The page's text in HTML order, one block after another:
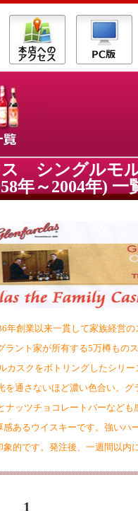
ス シングルモ
年～2004年) 一
年創業以来一貫して家族経営
ラント家が所有する5万樽もの
カスクをボトリングしたシリー
を通さないほど濃い色合い。
ナッツチョコレートバーなども
あるウイスキーです。強いハ
的です。発注後、一週間以内
1